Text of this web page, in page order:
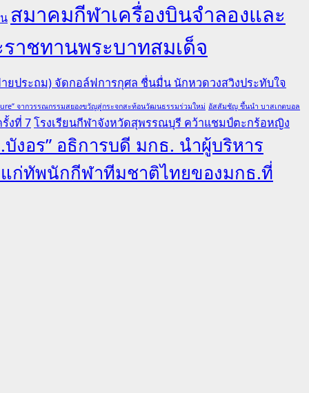
สมาคมกีฬาเครื่องบินจำลองและ
าชทานพระบาทสมเด็จ
ยประถม) จัดกอล์ฟการกุศล ชื่นมื่น นักหวดวงสวิงประทับใจ
จากวรรณกรรมสยองขวัญสู่กระจกสะท้อนวัฒนธรรมร่วมใหม่ อัสสัมชัญ ขึ้นนำ บาสเกตบอล
งที่ 7โรงเรียนกีฬาจังหวัดสุพรรณบุรี คว้าแชมป์ตะกร้อหญิง
บังอร” อธิการบดี มกธ. นำผู้บริหาร
แก่ทัพนักกีฬาทีมชาติไทยของมกธ.ที่